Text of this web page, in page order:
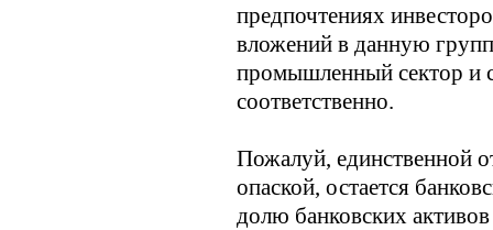
предпочтениях
вложений в данную
промышленный сектор и
соответственно.
Пожалуй, единственной
опаской, остается
долю банковских